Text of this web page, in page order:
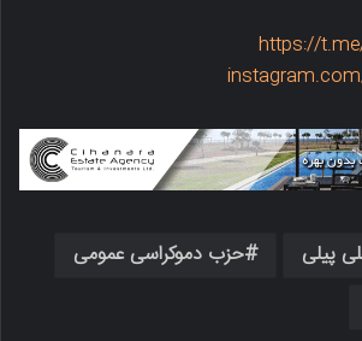
https://
پیلی
حزب دموکراسی عمومی